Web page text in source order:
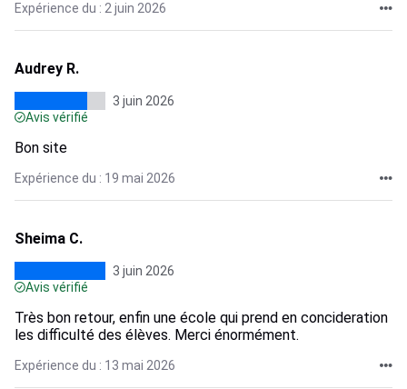
Expérience du : 2 juin 2026
Audrey R.
3 juin 2026
Avis vérifié
Bon site
Expérience du : 19 mai 2026
Sheima C.
3 juin 2026
Avis vérifié
Très bon retour, enfin une école qui prend en concideration
les difficulté des élèves. Merci énormément.
Expérience du : 13 mai 2026